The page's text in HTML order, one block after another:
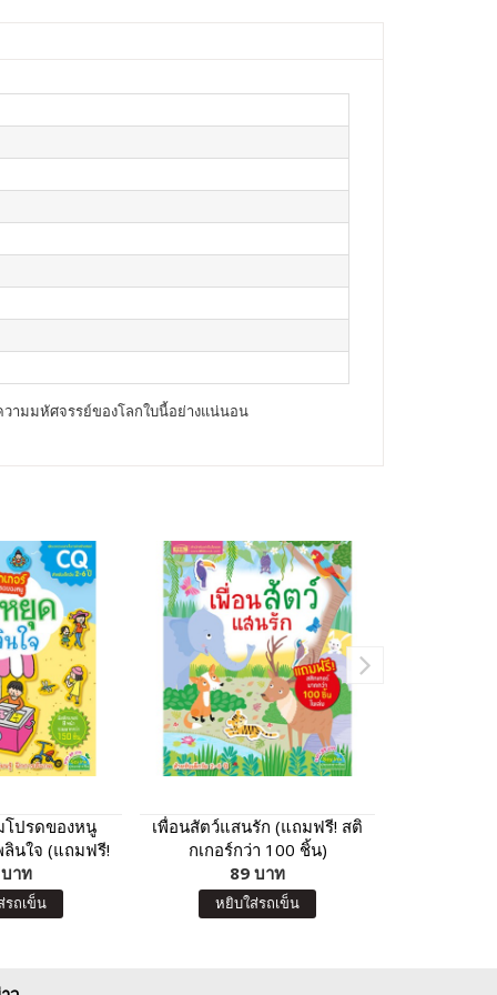
ามมหัศจรรย์ของโลกใบนี้อย่างแน่นอน
โปรดของหนู
นใจ (แถมฟรี!
า 150 ชิ้น)
าท
รถเข็น
เพื่อนสัตว์แสนรัก (แถมฟรี! สติ
กเกอร์กว่า 100 ชิ้น)
89 บาท
หยิบใส่รถเข็น